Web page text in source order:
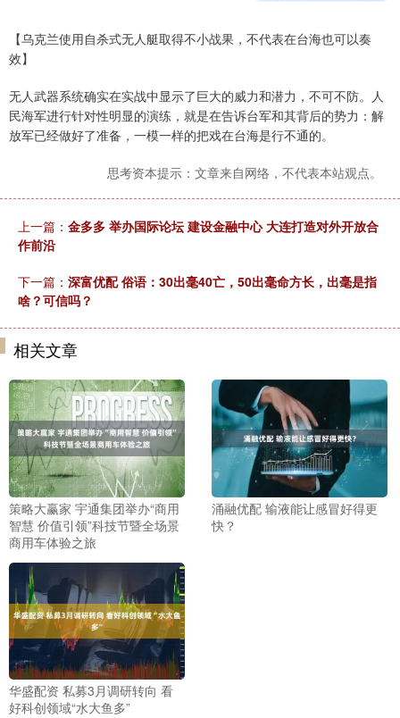
【乌克兰使用自杀式无人艇取得不小战果，不代表在台海也可以奏
效】
无人武器系统确实在实战中显示了巨大的威力和潜力，不可不防。人
民海军进行针对性明显的演练，就是在告诉台军和其背后的势力：解
放军已经做好了准备，一模一样的把戏在台海是行不通的。
思考资本提示：文章来自网络，不代表本站观点。
上一篇： 金多多 举办国际论坛 建设金融中心 大连打造对外开放合
作前沿
下一篇： 深富优配 俗语：30出毫40亡，50出毫命方长，出毫是指
啥？可信吗？
相关文章
策略大赢家 宇通集团举办“商用
智慧 价值引领”科技节暨全场景
商用车体验之旅
涌融优配 输液能让感冒好得更
快？
华盛配资 私募3月调研转向 看
好科创领域“水大鱼多”